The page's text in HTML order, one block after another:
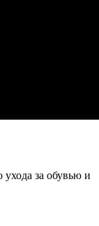
ухода за обувью и